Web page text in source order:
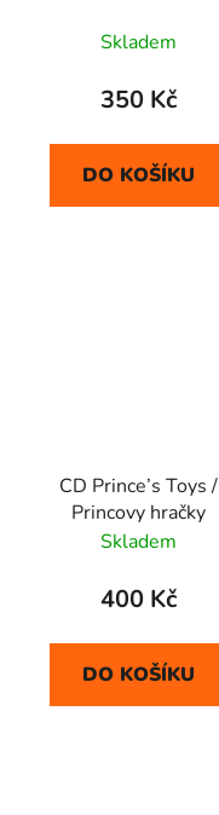
Skladem
350 Kč
DO KOŠÍKU
CD Prince’s Toys /
Princovy hračky
Skladem
400 Kč
DO KOŠÍKU